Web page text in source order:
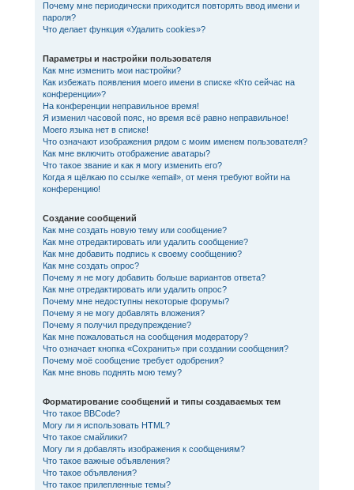
Почему мне периодически приходится повторять ввод имени и
пароля?
Что делает функция «Удалить cookies»?
Параметры и настройки пользователя
Как мне изменить мои настройки?
Как избежать появления моего имени в списке «Кто сейчас на
конференции»?
На конференции неправильное время!
Я изменил часовой пояс, но время всё равно неправильное!
Моего языка нет в списке!
Что означают изображения рядом с моим именем пользователя?
Как мне включить отображение аватары?
Что такое звание и как я могу изменить его?
Когда я щёлкаю по ссылке «email», от меня требуют войти на
конференцию!
Создание сообщений
Как мне создать новую тему или сообщение?
Как мне отредактировать или удалить сообщение?
Как мне добавить подпись к своему сообщению?
Как мне создать опрос?
Почему я не могу добавить больше вариантов ответа?
Как мне отредактировать или удалить опрос?
Почему мне недоступны некоторые форумы?
Почему я не могу добавлять вложения?
Почему я получил предупреждение?
Как мне пожаловаться на сообщения модератору?
Что означает кнопка «Сохранить» при создании сообщения?
Почему моё сообщение требует одобрения?
Как мне вновь поднять мою тему?
Форматирование сообщений и типы создаваемых тем
Что такое BBCode?
Могу ли я использовать HTML?
Что такое смайлики?
Могу ли я добавлять изображения к сообщениям?
Что такое важные объявления?
Что такое объявления?
Что такое прилепленные темы?